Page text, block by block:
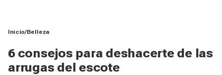
Inicio Belleza
6 consejos para deshacerte de las
arrugas del escote